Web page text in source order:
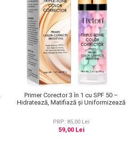
Primer Corector 3 în 1 cu SPF 50 –
Hidratează, Matifiază și Uniformizează
PRP: 85,00 Lei
59,00 Lei